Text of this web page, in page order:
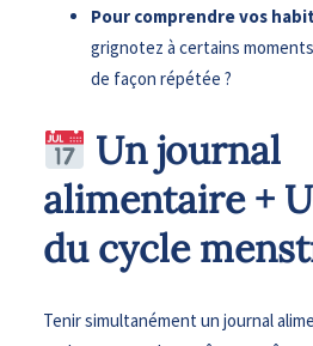
Pour comprendre vos
grignotez à certains
de façon répétée ?
Un journal
alimentaire +
du cycle
Tenir simultanément un journal